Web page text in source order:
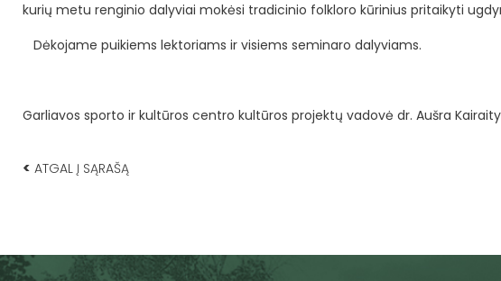
kurių metu renginio dalyviai mokėsi tradicinio folkloro kūrinius pritaikyti
Dėkojame puikiems lektoriams ir visiems seminaro dalyviams.
Garliavos sporto ir kultūros centro kultūros projektų vadovė dr. Aušra
< ATGAL Į SĄRAŠĄ